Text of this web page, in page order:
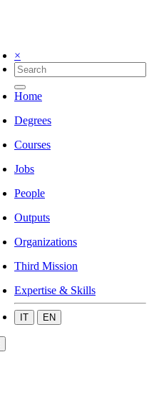
×
Home
Degrees
Courses
Jobs
People
Outputs
Organizations
Third Mission
Expertise & Skills
IT EN